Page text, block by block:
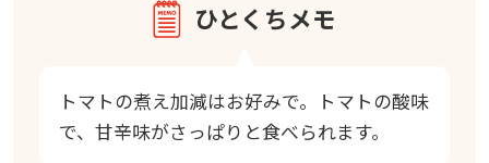
ひとくちメモ
トマトの煮え加減はお好みで。トマトの酸味
で、甘辛味がさっぱりと食べられます。